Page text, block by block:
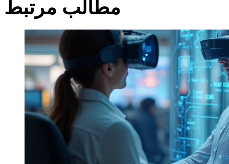
مطالب مرتبط